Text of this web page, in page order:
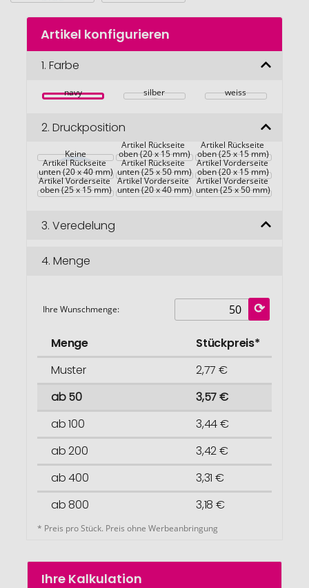
Zum
Anfang
Bildgalerie
Artikel konfigurieren
1. Farbe
navy silber weiss
2. Druckposition
Keine
Artikel Rückseite
oben (20 x 15 mm)
Artikel Rückseite
oben (25 x 15 mm)
Artikel Rückseite
unten (20 x 40 mm)
Artikel Rückseite
unten (25 x 50 mm)
Artikel Vorderseite
oben (20 x 15 mm)
Artikel Vorderseite
oben (25 x 15 mm)
Artikel Vorderseite
unten (20 x 40 mm)
Artikel Vorderseite
unten (25 x 50 mm)
3. Veredelung
4. Menge
Ihre Wunschmenge:
Menge
Stückpreis*
Muster
2,77 €
ab 50
3,57 €
ab 100
3,44 €
ab 200
3,42 €
ab 400
3,31 €
ab 800
3,18 €
* Preis pro Stück. Preis ohne Werbeanbringung
Ihre Kalkulation